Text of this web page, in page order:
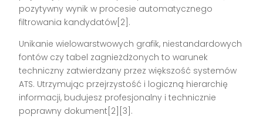
pozytywny wynik w procesie automatycznego
filtrowania kandydatów[2].
Unikanie wielowarstwowych grafik, niestandardowych
fontów czy tabel zagnieżdżonych to warunek
techniczny zatwierdzany przez większość systemów
ATS. Utrzymując przejrzystość i logiczną hierarchię
informacji, budujesz profesjonalny i technicznie
poprawny dokument[2][3].